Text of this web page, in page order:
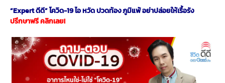
“Expert ดีดี” โควิด-19 ไอ หวัด ปวดท้อง ภูมิแพ้ อย่าปล่อยให้เรื้อรัง
ปรึกษาฟรี คลิกเลย!